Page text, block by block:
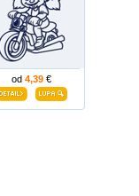
od 4,39 €